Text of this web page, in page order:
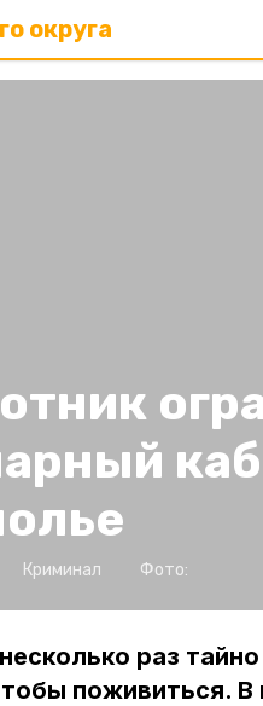
округа
Криминал Фото:
раз
поживиться. В